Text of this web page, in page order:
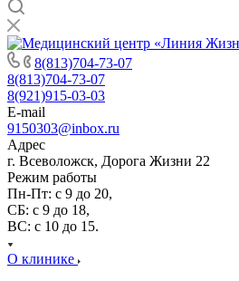
8(813)704-73-07
8(813)704-73-07
8(921)915-03-03
E-mail
9150303@inbox.ru
Адрес
г. Всеволожск, Дорога Жизни 22
Режим работы
Пн-Пт: с 9 до 20,
СБ: с 9 до 18,
ВС: с 10 до 15.
О клинике